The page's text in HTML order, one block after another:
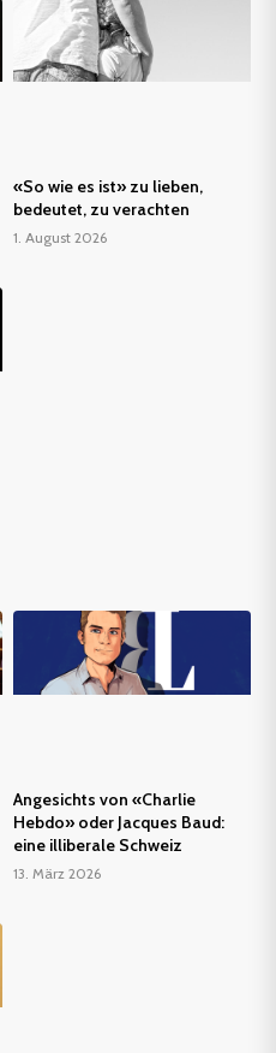
«So wie es ist» zu lieben,
bedeutet, zu verachten
1. August 2026
Angesichts von «Charlie
Hebdo» oder Jacques Baud:
eine illiberale Schweiz
13. März 2026